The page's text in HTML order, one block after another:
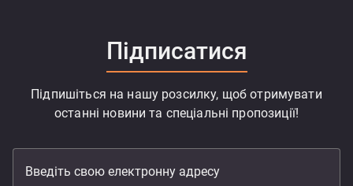
Підписатися
Підпишіться на нашу розсилку, щоб отримувати
останні новини та спеціальні пропозиції!
Введіть свою електронну адресу